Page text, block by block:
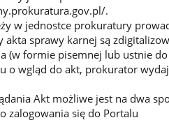
.
w jednostce prokuratury
sprawy karnej są
(w formie pisemnej lub ustnie do
o wgląd do akt, prokurator
Akt możliwe jest na dwa
zalogowania się do Portalu